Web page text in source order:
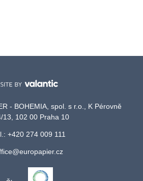
- BOHEMIA, spol. s r.o., K Pérovně
13, 102 00 Praha 10
+420 274 009 111